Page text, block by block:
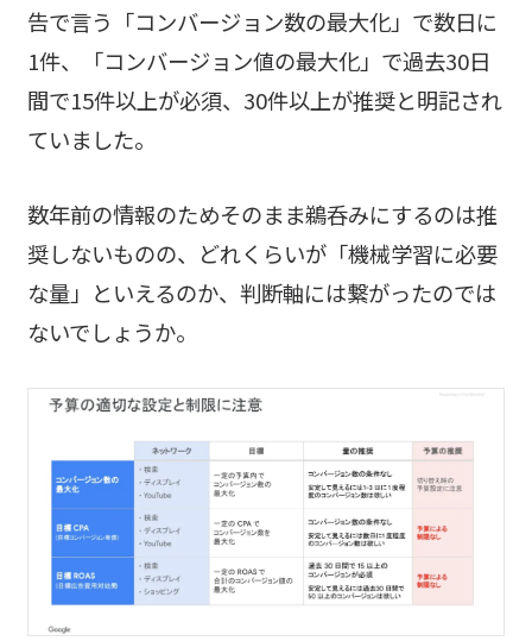
告で言う「コンバージョン数の最大化」で数日に
1件、「コンバージョン値の最大化」で過去30日
間で15件以上が必須、30件以上が推奨と明記され
ていました。
数年前の情報のためそのまま鵜呑みにするのは推
奨しないものの、どれくらいが「機械学習に必要
な量」といえるのか、判断軸には繋がったのでは
ないでしょうか。